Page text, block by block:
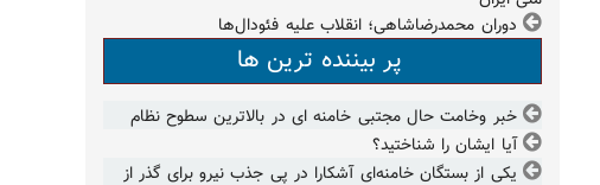
دوران محمدرضاشاهی؛ انقلاب علیه فئودال‌ها
پر بیننده ترین ها
خبر وخامت حال مجتبی خامنه ای در بالاترین سطوح نظام
آیا ایشان را شناختید؟
یکی از بستگان خامنه‌ای آشکارا در پی جذب نیرو برای گذر از